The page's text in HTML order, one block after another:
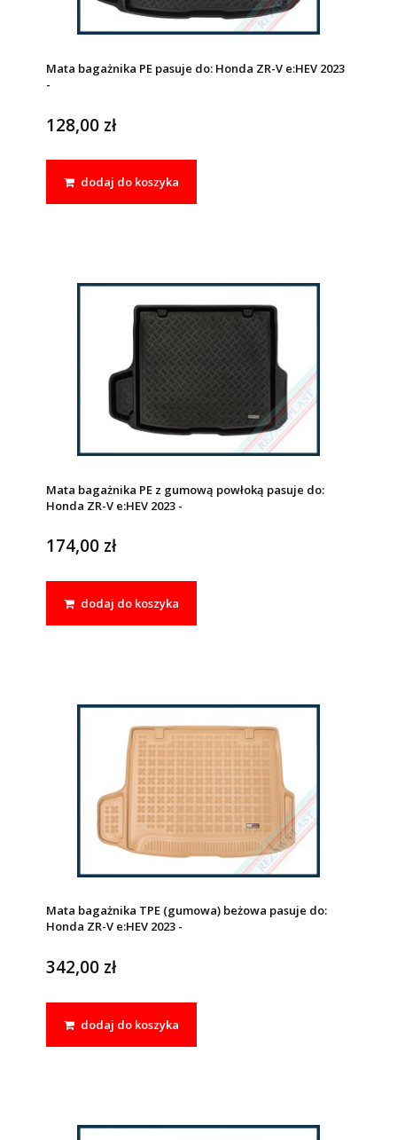
Mata bagażnika PE pasuje do: Honda ZR-V e:HEV 2023
-
128,00 zł
dodaj do koszyka
Mata bagażnika PE z gumową powłoką pasuje do:
Honda ZR-V e:HEV 2023 -
174,00 zł
dodaj do koszyka
Mata bagażnika TPE (gumowa) beżowa pasuje do:
Honda ZR-V e:HEV 2023 -
342,00 zł
dodaj do koszyka